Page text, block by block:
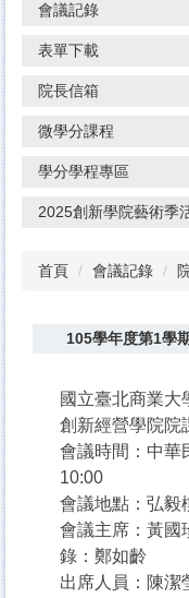
會議記錄
表單下載
院長信箱
微學分課程
學分學程專區
2025創新學院藝術季
首頁 會議記錄
105學年度第1學
國立臺北商業大
創新經營學院院
會議時間：中華
10:00
會議地點：弘毅
會議主席
錄：鄭如齡
出席人員：陳潔